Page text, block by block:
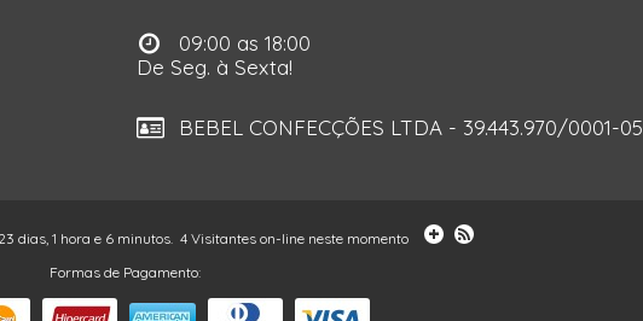
09:00 as 18:00
De Seg. à Sexta!
BEBEL CONFECÇÕES LTDA - 39.443.970/0001-05
dias, 1 hora e 6 minutos. 4 Visitantes on-line neste momento
Formas de Pagamento: